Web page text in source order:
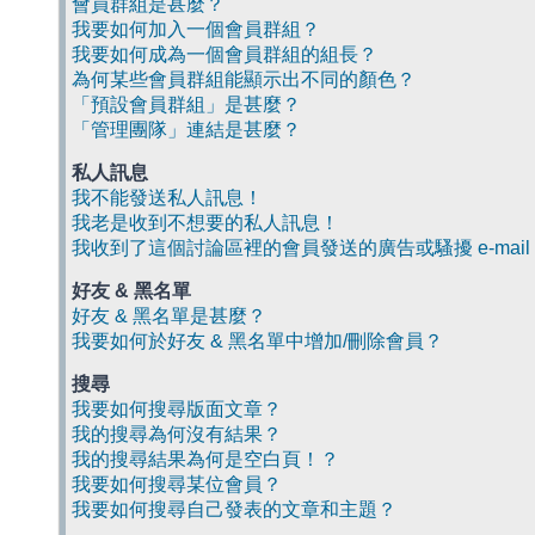
會員群組是甚麼？
我要如何加入一個會員群組？
我要如何成為一個會員群組的組長？
為何某些會員群組能顯示出不同的顏色？
「預設會員群組」是甚麼？
「管理團隊」連結是甚麼？
私人訊息
我不能發送私人訊息！
我老是收到不想要的私人訊息！
我收到了這個討論區裡的會員發送的廣告或騷擾 e-mail
好友 & 黑名單
好友 & 黑名單是甚麼？
我要如何於好友 & 黑名單中增加/刪除會員？
搜尋
我要如何搜尋版面文章？
我的搜尋為何沒有結果？
我的搜尋結果為何是空白頁！？
我要如何搜尋某位會員？
我要如何搜尋自己發表的文章和主題？